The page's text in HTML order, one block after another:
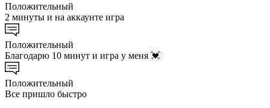
Положительный
2 минуты и на аккаунте игра
Положительный
Благодарю 10 минут и игра у меня 💓
Положительный
Все пришло быстро